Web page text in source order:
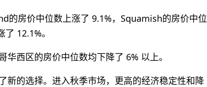
的房价中位数上涨了 9.1%，Squamish的房价中位
12.1%。
西区的房价中位数均下降了 6% 以上。
新的选择。进入秋季市场，更高的经济稳定性和降